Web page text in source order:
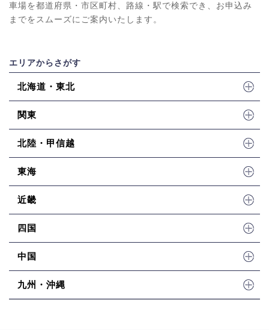
車場を都道府県・市区町村、路線・駅で検索でき、お申込み
までをスムーズにご案内いたします。
エリアからさがす
北海道・東北
関東
北陸・甲信越
東海
近畿
四国
中国
九州・沖縄